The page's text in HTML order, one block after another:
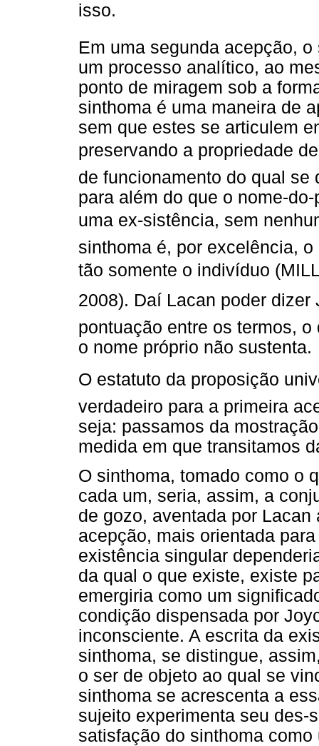
isso.
Em uma segunda acepção,
um processo analítico, ao
ponto de miragem sob a
sinthoma é uma maneira de
sem que estes se articulem
preservando a propriedade
de funcionamento do qual se
para além do que o nome-
uma ex-sistência, sem
sinthoma é, por excelência,
tão somente o indivíduo
2008). Daí Lacan poder dizer
pontuação entre os termos,
o nome próprio não sustenta.
O estatuto da proposição
verdadeiro para a primeira
seja: passamos da
medida em que transitamos
O sinthoma, tomado como o
cada um, seria, assim, a
de gozo, aventada por
acepção, mais orientada
existência singular
da qual o que existe, existe
emergiria como um
condição dispensada por
inconsciente. A escrita da
sinthoma, se distingue,
o ser de objeto ao qual se
sinthoma se acrescenta a
sujeito experimenta seu des-
satisfação do sinthoma